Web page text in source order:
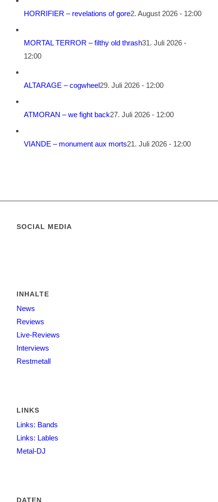
HORRIFIER – revelations of gore2. August 2026 - 12:00
MORTAL TERROR – filthy old thrash31. Juli 2026 -
12:00
ALTARAGE – cogwheel29. Juli 2026 - 12:00
ATMORAN – we fight back27. Juli 2026 - 12:00
VIANDE – monument aux morts21. Juli 2026 - 12:00
SOCIAL MEDIA
INHALTE
News
Reviews
Live-Reviews
Interviews
Restmetall
LINKS
Links: Bands
Links: Lables
Metal-DJ
DATEN